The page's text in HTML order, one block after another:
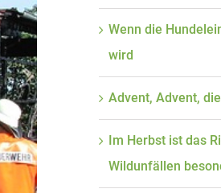
Wenn die
wird
Advent, Advent,
Im Herbst ist das
Wildunfällen